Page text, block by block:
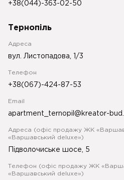
+38(044)-363-02-50
Тернопіль
Адреса
вул. Листопадова, 1/3
Телефон
+38(067)-424-87-53
Email
apartment_ternopil@kreator-
Адреса (офіс продажу ЖК
«Варшавський deluxe»)
Підволочиське шосе, 5
Телефон (офіс продажу ЖК
«Варшавський deluxe»)